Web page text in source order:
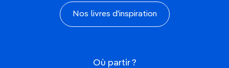
Nos livres d'inspiration
Où partir ?